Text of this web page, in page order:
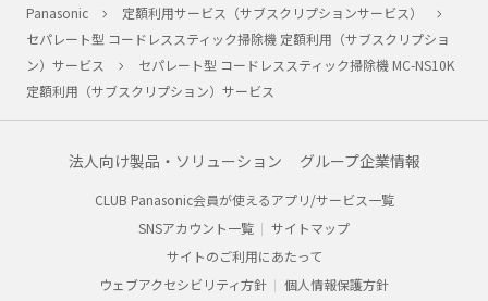
Panasonic
定額利用サービス（サブスクリプションサービス）
セパレート型 コードレススティック掃除機 定額利用（サブスクリプショ
ン）サービス
セパレート型 コードレススティック掃除機 MC-NS10K
定額利用（サブスクリプション）サービス
法人向け製品・ソリューション グループ企業情報
CLUB Panasonic会員が使えるアプリ/サービス一覧
SNSアカウント一覧
サイトマップ
サイトのご利用にあたって
ウェブアクセシビリティ方針
個人情報保護方針